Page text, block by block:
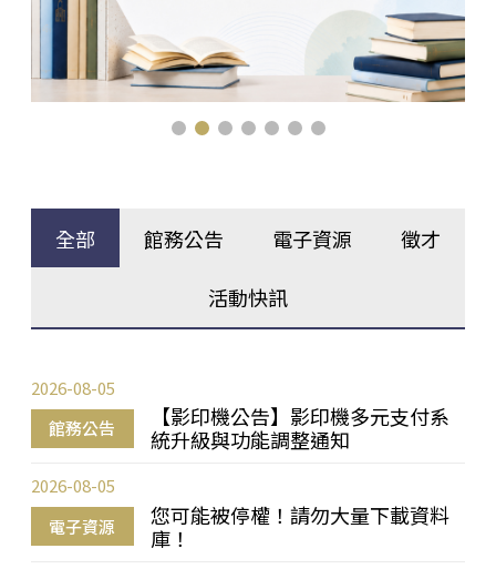
全部 館務公告 電子資源 徵才
活動快訊
館務公告
【影印機公告】影印機多元支付系
統升級與功能調整通知
2026-08-05
電子資源
您可能被停權！請勿大量下載資料
庫！
2026-08-05